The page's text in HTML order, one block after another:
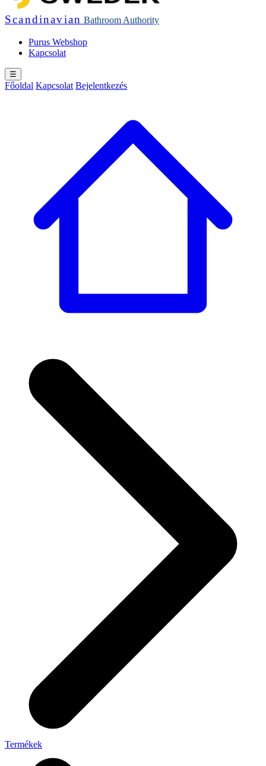
Scandinavian Bathroom Authority
Purus Webshop
Kapcsolat
☰
Főoldal Kapcsolat Bejelentkezés
Termékek